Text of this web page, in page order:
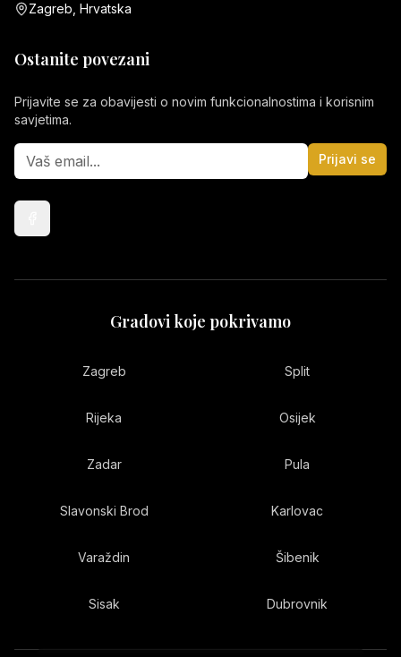
Zagreb, Hrvatska
Ostanite povezani
Prijavite se za obavijesti o novim funkcionalnostima i korisnim
savjetima.
Prijavi se
Gradovi koje pokrivamo
Zagreb Split
Rijeka Osijek
Zadar Pula
Slavonski Brod Karlovac
Varaždin Šibenik
Sisak Dubrovnik